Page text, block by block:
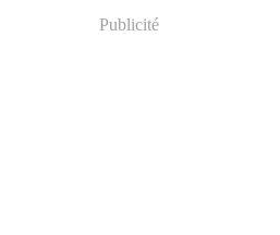
Publicité